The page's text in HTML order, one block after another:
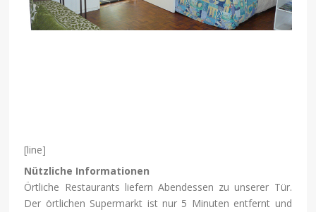
[line]
Nützliche Informationen
Örtliche Restaurants liefern Abendessen zu unserer Tür.
Der örtlichen Supermarkt ist nur 5 Minuten entfernt und